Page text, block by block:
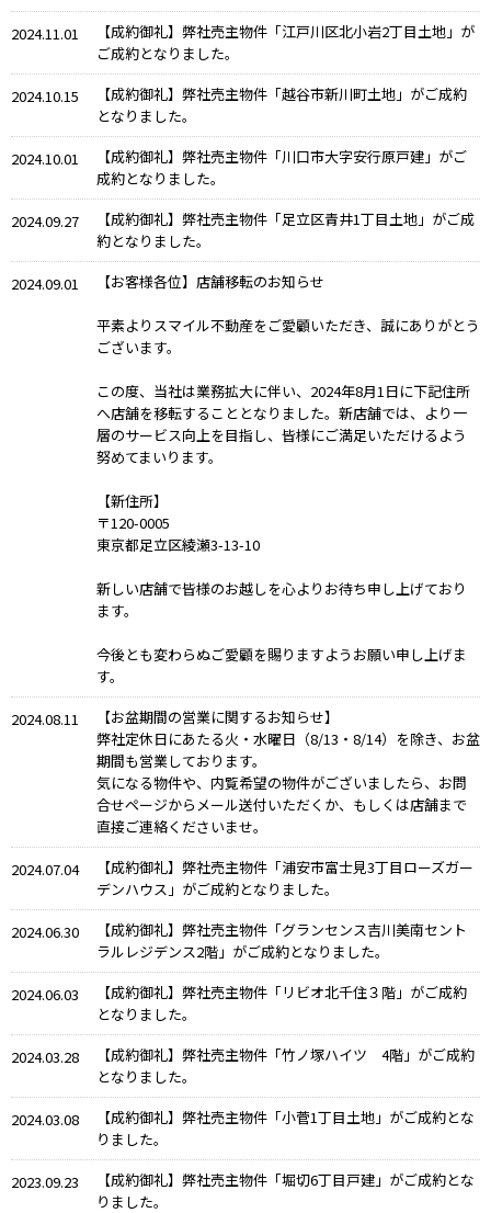
2024.11.01
【成約御礼】弊社売主物件「江戸川区北小岩2丁目土地」が
ご成約となりました。
2024.10.15
【成約御礼】弊社売主物件「越谷市新川町土地」がご成約
となりました。
2024.10.01
【成約御礼】弊社売主物件「川口市大字安行原戸建」がご
成約となりました。
2024.09.27
【成約御礼】弊社売主物件「足立区青井1丁目土地」がご成
約となりました。
2024.09.01 【お客様各位】店舗移転のお知らせ
平素よりスマイル不動産をご愛顧いただき、誠にありがとう
ございます。
この度、当社は業務拡大に伴い、2024年8月1日に下記住所
へ店舗を移転することとなりました。新店舗では、より一
層のサービス向上を目指し、皆様にご満足いただけるよう
努めてまいります。
【新住所】
〒120-0005
東京都足立区綾瀬3-13-10
新しい店舗で皆様のお越しを心よりお待ち申し上げており
ます。
今後とも変わらぬご愛顧を賜りますようお願い申し上げま
す。
2024.08.11
【お盆期間の営業に関するお知らせ】
弊社定休日にあたる火・水曜日（8/13・8/14）を除き、お盆
期間も営業しております。
気になる物件や、内覧希望の物件がございましたら、お問
合せページからメール送付いただくか、もしくは店舗まで
直接ご連絡くださいませ。
2024.07.04
【成約御礼】弊社売主物件「浦安市富士見3丁目ローズガー
デンハウス」がご成約となりました。
2024.06.30
【成約御礼】弊社売主物件「グランセンス吉川美南セント
ラルレジデンス2階」がご成約となりました。
2024.06.03
【成約御礼】弊社売主物件「リビオ北千住３階」がご成約
となりました。
2024.03.28
【成約御礼】弊社売主物件「竹ノ塚ハイツ 4階」がご成約
となりました。
2024.03.08
【成約御礼】弊社売主物件「小菅1丁目土地」がご成約とな
りました。
2023.09.23
【成約御礼】弊社売主物件「堀切6丁目戸建」がご成約とな
りました。